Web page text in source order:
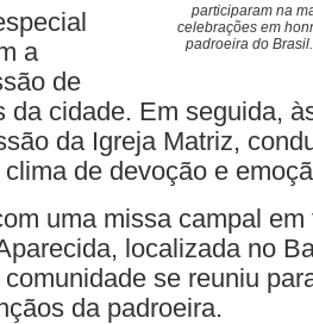
participaram na
celebrações em
padroeira do
a
de
da cidade. Em seguida,
da Igreja Matriz,
de devoção e
uma missa campal
localizada no
se reuniu
da padroeira.